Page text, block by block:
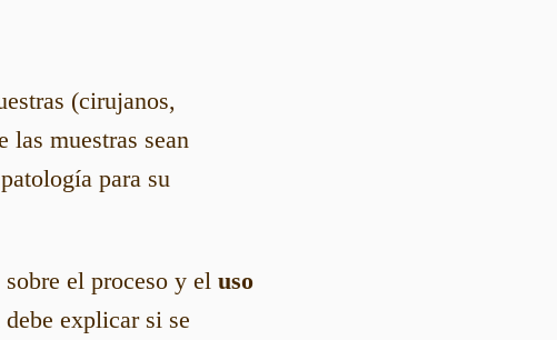
(cirujanos,
las muestras sean
para su
el proceso y el uso
explicar si se